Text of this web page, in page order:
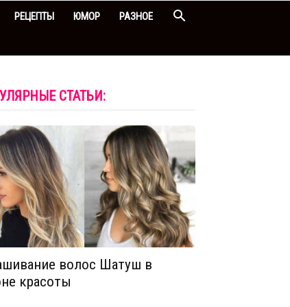
РЕЦЕПТЫ ЮМОР РАЗНОЕ
СТАТЬИ:
волос Шатуш в
красоты